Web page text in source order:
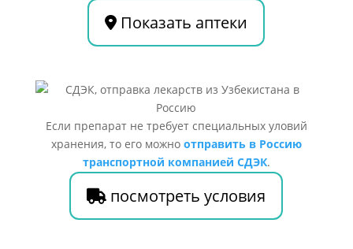
Показать аптеки
Если препарат не требует специальных уловий
хранения, то его можно отправить в Россию
транспортной компанией СДЭК.
посмотреть условия